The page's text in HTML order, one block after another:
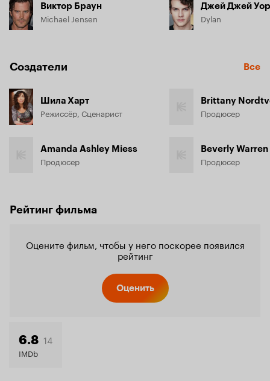
Виктор Браун
Michael Jensen
Джей Джей
Dylan
Создатели Все
Шила Харт
Режиссёр, Сценарист
Amanda Ashley Miess
Продюсер
Brittany
Продюсер
Beverly Warren
Продюсер
Рейтинг фильма
Оцените фильм, чтобы у него поскорее появился
рейтинг
Оценить
6.8 14
IMDb